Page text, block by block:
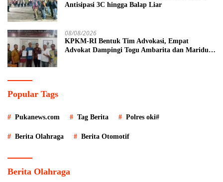
Antisipasi 3C hingga Balap Liar
08/08/2026
KPKM-RI Bentuk Tim Advokasi, Empat
Advokat Dampingi Togu Ambarita dan Mariduk
Popular Tags
Pukanews.com Tag Berita Polres oki#
Berita Olahraga Berita Otomotif
Berita Olahraga